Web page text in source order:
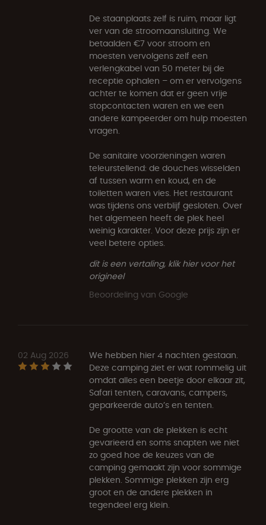
De staanplaats zelf is ruim, maar ligt
ver van de stroomaansluiting. We
betaalden €7 voor stroom en
moesten vervolgens zelf een
verlengkabel van 50 meter bij de
receptie ophalen – om er vervolgens
achter te komen dat er geen vrije
stopcontacten waren en we een
andere kampeerder om hulp moesten
vragen.
De sanitaire voorzieningen waren
teleurstellend: de douches wisselden
af tussen warm en koud, en de
toiletten waren vies. Het restaurant
was tijdens ons verblijf gesloten. Over
het algemeen heeft de plek heel
weinig karakter. Voor deze prijs zijn er
veel betere opties.
dit is een vertaling, klik hier voor het
origineel
Beoordeling van Google
02 Aug 2026
We hebben hier 4 nachten gestaan.
Deze camping ziet er wat rommelig uit
omdat alles een beetje door elkaar zit,
Safari tenten, caravans, campers,
geparkeerde auto’s en tenten.
De grootte van de plekken is echt
gevarieerd en soms snapten we niet
zo goed hoe de keuzes van de
camping gemaakt zijn voor sommige
plekken. Sommige plekken zijn erg
groot en de andere plekken in
tegendeel erg klein.